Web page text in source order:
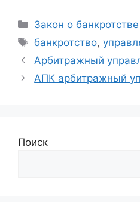
Рубрики
Закон о банкротстве
Метки
банкротство,
Арбитражный
АПК арбитражный
Поиск